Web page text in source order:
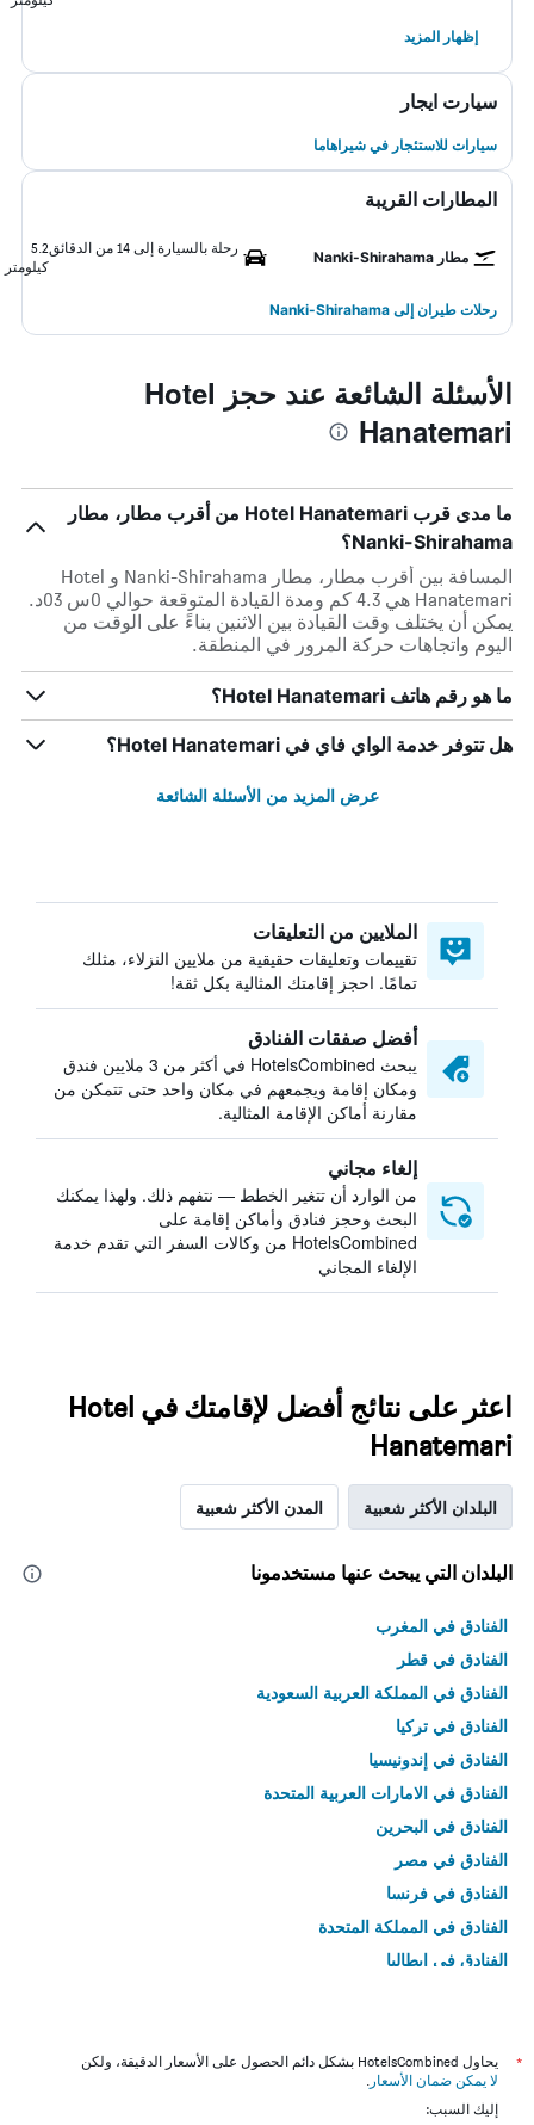
إظهار المزيد
سيارت ايجار
سيارات للاستئجار في شيراهاما
المطارات القريبة
مطار Nanki-Shirahama
رحلة بالسيارة إلى 14 من الدقائق
5.2
كيلومتر
رحلات طيران إلى Nanki-Shirahama
الأسئلة الشائعة عند حجز Hotel
Hanatemari
ما مدى قرب Hotel Hanatemari من أقرب مطار، مطار
Nanki-Shirahama؟
المسافة بين أقرب مطار، مطار Nanki-Shirahama و Hotel
Hanatemari هي 4.3 كم ومدة القيادة المتوقعة حوالي 0س 03د.
يمكن أن يختلف وقت القيادة بين الاثنين بناءً على الوقت من
اليوم واتجاهات حركة المرور في المنطقة.
ما هو رقم هاتف Hotel Hanatemari؟
هل تتوفر خدمة الواي فاي في Hotel Hanatemari؟
عرض المزيد من الأسئلة الشائعة
الملايين من التعليقات
تقييمات وتعليقات حقيقية من ملايين النزلاء، مثلك
تمامًا. احجز إقامتك المثالية بكل ثقة!
أفضل صفقات الفنادق
يبحث HotelsCombined في أكثر من 3 ملايين فندق
ومكان إقامة ويجمعهم في مكان واحد حتى تتمكن من
مقارنة أماكن الإقامة المثالية.
إلغاء مجاني
من الوارد أن تتغير الخطط — نتفهم ذلك. ولهذا يمكنك
البحث وحجز فنادق وأماكن إقامة على
HotelsCombined من وكالات السفر التي تقدم خدمة
الإلغاء المجاني
اعثر على نتائج أفضل لإقامتك في Hotel
Hanatemari
البلدان الأكثر شعبية المدن الأكثر شعبية
البلدان التي يبحث عنها مستخدمونا
الفنادق في المغرب
الفنادق في قطر
الفنادق في المملكة العربية السعودية
الفنادق في تركيا
الفنادق في إندونيسيا
الفنادق في الامارات العربية المتحدة
الفنادق في البحرين
الفنادق في مصر
الفنادق في فرنسا
الفنادق في المملكة المتحدة
الفنادق في إيطاليا
*
يحاول HotelsCombined بشكل دائم الحصول على الأسعار الدقيقة، ولكن
لا يمكن ضمان الأسعار .
إليك السبب: